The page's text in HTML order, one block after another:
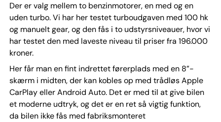
Der er valg mellem to benzinmotorer, en med og en
uden turbo. Vi har her testet turboudgaven med 100 hk
og manuelt gear, og den fås i to udstyrsniveauer, hvor vi
har testet den med laveste niveau til priser fra 196.000
kroner.
Her får man en fint indrettet førerplads med en 8”-
skærm i midten, der kan kobles op med trådløs Apple
CarPlay eller Android Auto. Det er med til at give bilen
et moderne udtryk, og det er en ret så vigtig funktion,
da bilen ikke fås med fabriksmonteret